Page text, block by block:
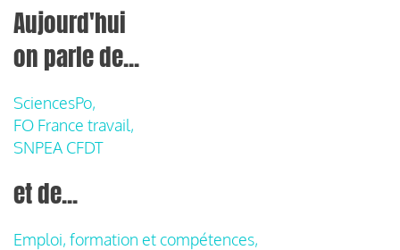
Aujourd'hui
on parle de...
SciencesPo,
FO France travail,
SNPEA CFDT
et de...
Emploi, formation et compétences,